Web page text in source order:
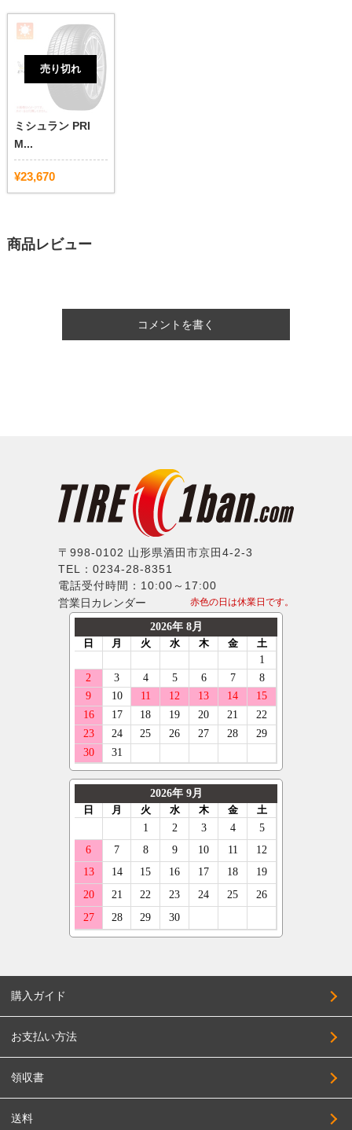
売り切れ
ミシュラン PRI
M...
¥23,670
商品レビュー
コメントを書く
〒998-0102 山形県酒田市京田4-2-3
TEL：0234-28-8351
電話受付時間：10:00～17:00
営業日カレンダー
赤色の日は休業日です。
購入ガイド
お支払い方法
領収書
送料